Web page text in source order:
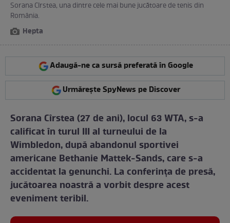
Sorana Cîrstea, una dintre cele mai bune jucătoare de tenis din
România.
Hepta
Adaugă-ne ca sursă preferată în Google
Urmărește SpyNews pe Discover
Sorana Cîrstea (27 de ani), locul 63 WTA, s-a
calificat în turul III al turneului de la
Wimbledon, după abandonul sportivei
americane Bethanie Mattek-Sands, care s-a
accidentat la genunchi. La conferinţa de presă,
jucătoarea noastră a vorbit despre acest
eveniment teribil.